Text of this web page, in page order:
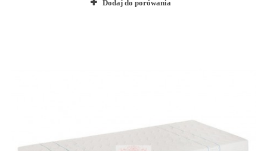
Dodaj do porówania